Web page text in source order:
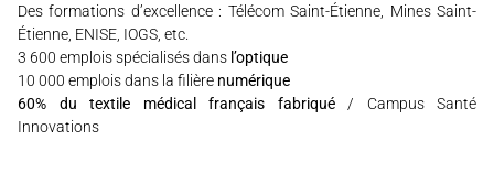
Des formations d’excellence : Télécom Saint-Étienne, Mines Saint-
Étienne, ENISE, IOGS, etc.
3 600 emplois spécialisés dans l’optique
10 000 emplois dans la filière numérique
60% du textile médical français fabriqué/ Campus Santé
Innovations